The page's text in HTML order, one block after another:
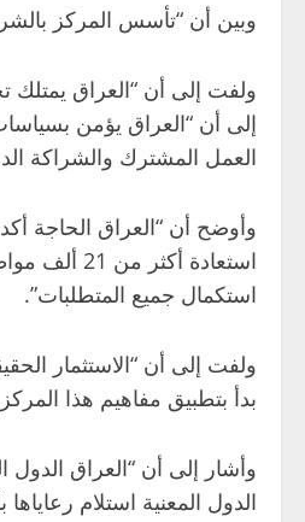
وبين أن “تأسس المركز
ولفت إلى أن “العراق يمتلك
إلى أن “العراق يؤمن
العمل المشترك والشراكة
وأوضح أن “العراق الحاجة
استكمال جميع المتطلبات”.
ولفت إلى أن “الاستثمار
بدأ بتطبيق مفاهيم هذا
وأشار إلى أن “العراق
الدول المعنية استلام